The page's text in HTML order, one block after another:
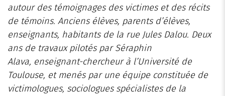
autour des témoignages des victimes et des récits
de témoins. Anciens élèves, parents d’élèves,
enseignants, habitants de la rue Jules Dalou. Deux
ans de travaux pilotés par Séraphin
Alava, enseignant-chercheur à l’Université de
Toulouse, et menés par une équipe constituée de
victimologues, sociologues spécialistes de la